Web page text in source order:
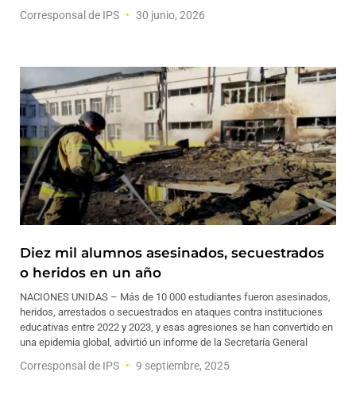
Corresponsal de IPS 30 junio, 2026
Diez mil alumnos asesinados, secuestrados
o heridos en un año
NACIONES UNIDAS – Más de 10 000 estudiantes fueron asesinados,
heridos, arrestados o secuestrados en ataques contra instituciones
educativas entre 2022 y 2023, y esas agresiones se han convertido en
una epidemia global, advirtió un informe de la Secretaría General
Corresponsal de IPS 9 septiembre, 2025